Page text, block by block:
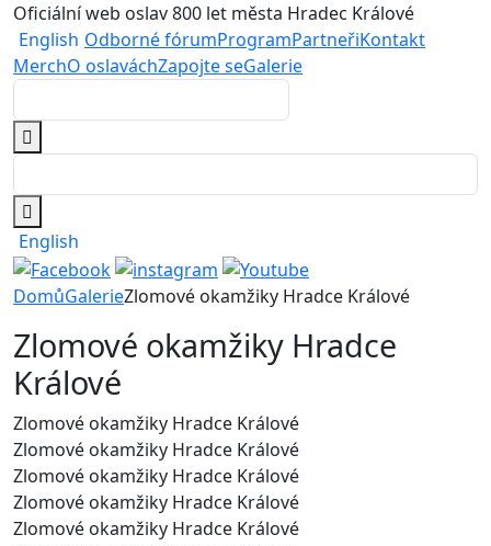
Oficiální web oslav 800 let města Hradec Králové
English Odborné fórumProgramPartneřiKontakt
MerchO oslaváchZapojte seGalerie
English
DomůGalerieZlomové okamžiky Hradce Králové
Zlomové okamžiky Hradce
Králové
Zlomové okamžiky Hradce Králové
Zlomové okamžiky Hradce Králové
Zlomové okamžiky Hradce Králové
Zlomové okamžiky Hradce Králové
Zlomové okamžiky Hradce Králové